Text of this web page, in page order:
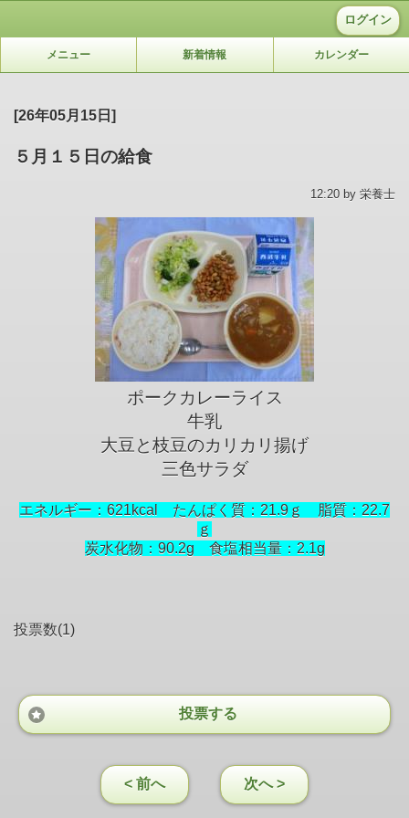
ログイン
メニュー 新着情報 カレンダー
[26年05月15日]
５月１５日の給食
12:20 by 栄養士
ポークカレーライス
牛乳
大豆と枝豆のカリカリ揚げ
三色サラダ
エネルギー：621kcal たんぱく質：21.9ｇ 脂質：22.7
ｇ
炭水化物：90.2g 食塩相当量：2.1g
投票数(1)
投票する
< 前へ 次へ >